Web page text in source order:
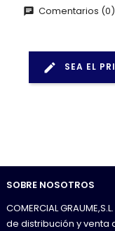
Comentarios (0)
SEA EL
SOBRE NOSOTROS
COMERCIAL
de distribución y